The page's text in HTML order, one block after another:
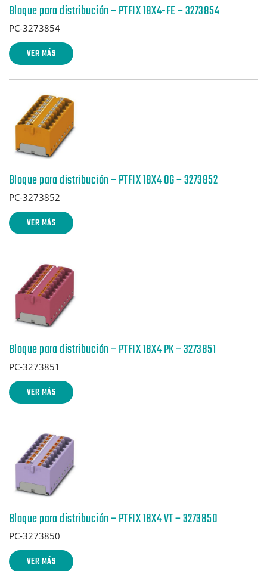
Bloque para distribución – PTFIX 18X4-FE – 3273854
PC-3273854
VER MÁS
Bloque para distribución – PTFIX 18X4 OG – 3273852
PC-3273852
VER MÁS
Bloque para distribución – PTFIX 18X4 PK – 3273851
PC-3273851
VER MÁS
Bloque para distribución – PTFIX 18X4 VT – 3273850
PC-3273850
VER MÁS